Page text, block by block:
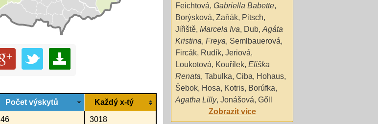
Počet výskytů Každý x-tý
46 3018
Feichtová, Gabriella Babette,
Borýsková, Zaňák, Pitsch,
Jiřiště, Marcela Iva, Dub, Agáta
Kristina, Freya, Semlbauerová,
Fircák, Rudík, Jeriová,
Loukotová, Kouřílek, Eliška
Renata, Tabulka, Ciba, Hohaus,
Šebok, Hosa, Kotris, Borúfka,
Agatha Lilly, Jonášová, Gőll
Zobrazit více